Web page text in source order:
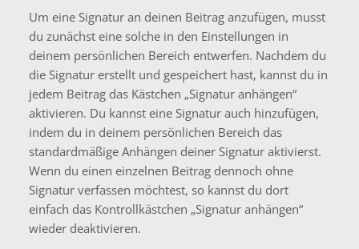
Um eine Signatur an deinen Beitrag anzufügen, musst
du zunächst eine solche in den Einstellungen in
deinem persönlichen Bereich entwerfen. Nachdem du
die Signatur erstellt und gespeichert hast, kannst du in
jedem Beitrag das Kästchen „Signatur anhängen“
aktivieren. Du kannst eine Signatur auch hinzufügen,
indem du in deinem persönlichen Bereich das
standardmäßige Anhängen deiner Signatur aktivierst.
Wenn du einen einzelnen Beitrag dennoch ohne
Signatur verfassen möchtest, so kannst du dort
einfach das Kontrollkästchen „Signatur anhängen“
wieder deaktivieren.